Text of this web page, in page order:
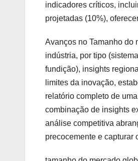
indicadores críticos,
projetadas (10%),
Avanços no Tamanho do
indústria, por tipo
fundição), insights
limites da inovação,
relatório completo de
combinação de insights
análise competitiva
precocemente e capturar